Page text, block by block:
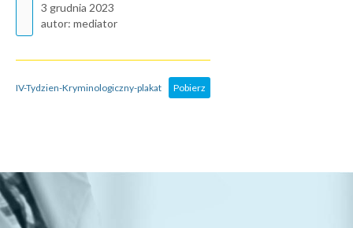
3 grudnia 2023
autor: mediator
IV-Tydzien-Kryminologiczny-plakat Pobierz